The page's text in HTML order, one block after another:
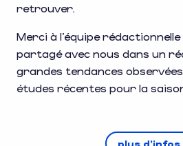
retrouver.
Merci à l’équipe rédactionnelle
partagé avec nous dans un
grandes tendances
études récentes pour la
plus d'infos